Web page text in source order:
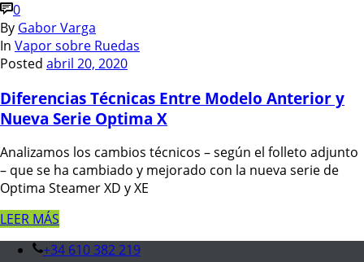
0
By Gabor Varga
In Vapor sobre Ruedas
Posted abril 20, 2020
Diferencias Técnicas Entre Modelo Anterior y
Nueva Serie Optima X
Analizamos los cambios técnicos – según el folleto adjunto
– que se ha cambiado y mejorado con la nueva serie de
Optima Steamer XD y XE
LEER MÁS
+34 610 382 219